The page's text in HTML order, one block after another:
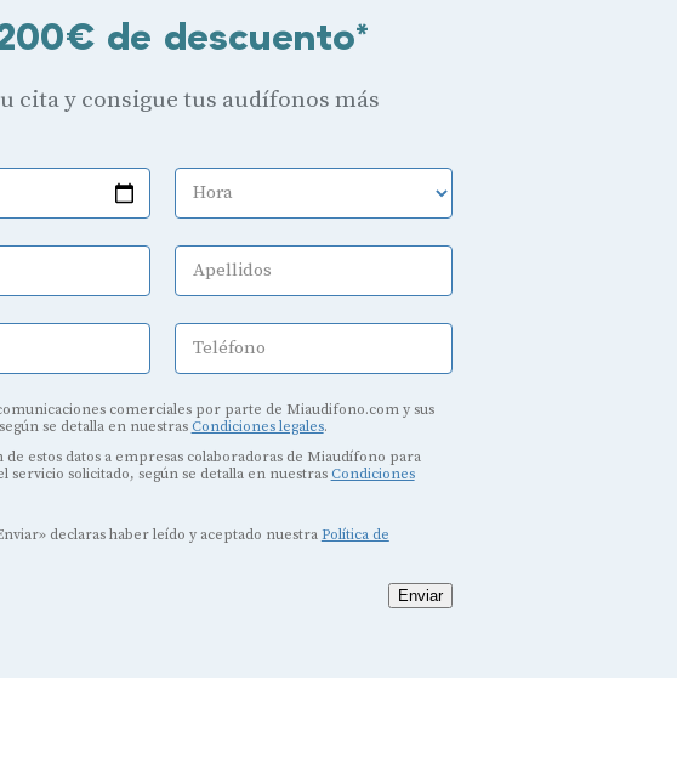
de descuento*
cita y consigue tus audífonos más
Hora
Apellidos
Teléfono
comerciales por parte de Miaudifono.com y sus
se detalla en nuestras Condiciones legales.
de estos datos a empresas colaboradoras de Miaudífono para
servicio solicitado, según se detalla en nuestras Condiciones
declaras haber leído y aceptado nuestraPolítica de
Enviar